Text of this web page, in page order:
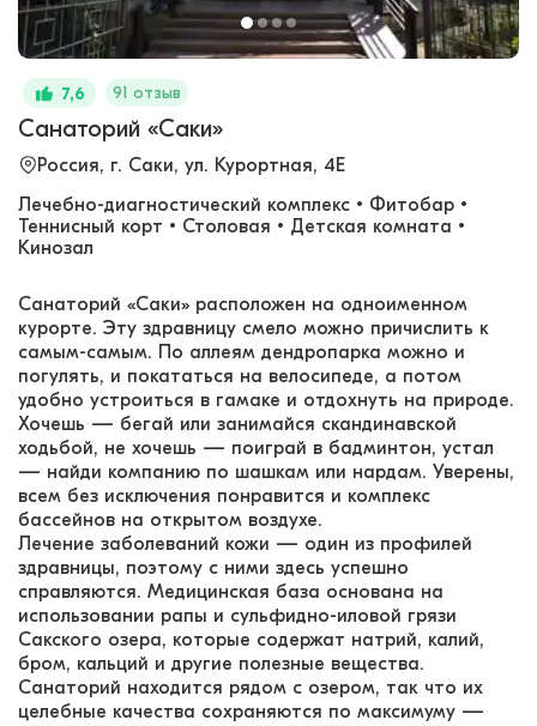
7,6 91 отзыв
Санаторий «Саки»
Россия, г. Саки, ул. Курортная, 4Е
Лечебно-диагностический комплекс • Фитобар •
Теннисный корт • Столовая • Детская комната •
Кинозал
Санаторий «Саки» расположен на одноименном
курорте. Эту здравницу смело можно причислить к
самым-самым. По аллеям дендропарка можно и
погулять, и покататься на велосипеде, а потом
удобно устроиться в гамаке и отдохнуть на природе.
Хочешь — бегай или занимайся скандинавской
ходьбой, не хочешь — поиграй в бадминтон, устал
— найди компанию по шашкам или нардам. Уверены,
всем без исключения понравится и комплекс
бассейнов на открытом воздухе.
Лечение заболеваний кожи — один из профилей
здравницы, поэтому с ними здесь успешно
справляются. Медицинская база основана на
использовании рапы и сульфидно-иловой грязи
Сакского озера, которые содержат натрий, калий,
бром, кальций и другие полезные вещества.
Санаторий находится рядом с озером, так что их
целебные качества сохраняются по максимуму —